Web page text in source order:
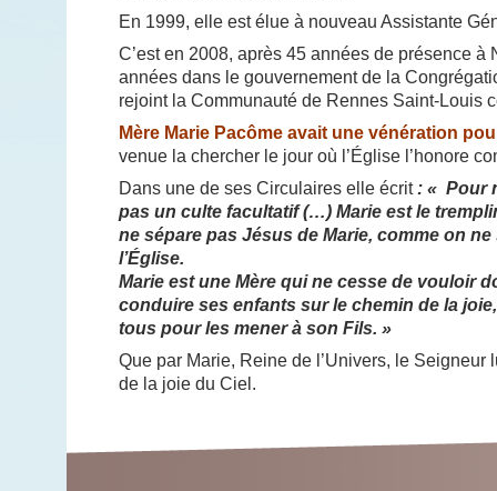
Avec le Pape Paul
Avec le Pape Jean-
© Congrégation STV
Avec le Pape Jean-
© Congrégation STV
Au Sénégal, sd
© Congrégation STV
En 1999, elle est élue à nouveau Assistante
C’est en 2008, après 45 années de présence à
années dans le gouvernement de la
rejoint la Communauté de Rennes Saint-Louis
Mère Marie Pacôme avait une vénération
venue la chercher le jour où l’Église l’honore
Dans une de ses Circulaires elle écrit : « Pour
pas un culte facultatif (…) Marie est le
ne sépare pas Jésus de Marie, comme on
l’Église.
Marie est une Mère qui ne cesse de vouloir
conduire ses enfants sur le chemin de la
tous pour les mener à son Fils. »
Que par Marie, Reine de l’Univers, le
de la joie du Ciel.